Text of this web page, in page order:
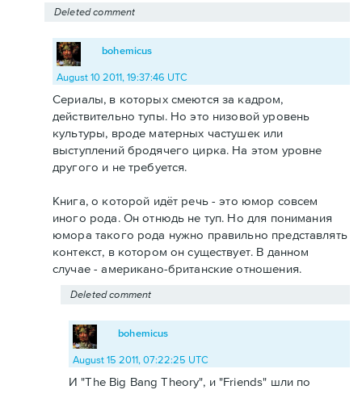
Deleted comment
bohemicus
August 10 2011, 19:37:46 UTC
Сериалы, в которых смеются за кадром,
действительно тупы. Но это низовой уровень
культуры, вроде матерных частушек или
выступлений бродячего цирка. На этом уровне
другого и не требуется.
Книга, о которой идёт речь - это юмор совсем
иного рода. Он отнюдь не туп. Но для понимания
юмора такого рода нужно правильно представлять
контекст, в котором он существует. В данном
случае - американо-британские отношения.
Deleted comment
bohemicus
August 15 2011, 07:22:25 UTC
И "The Big Bang Theory", и "Friends" шли по